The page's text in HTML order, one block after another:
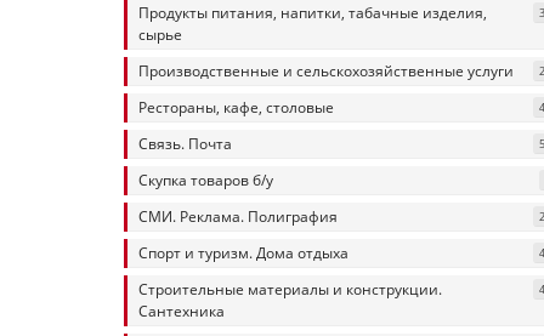
Продукты питания, напитки, табачные изделия,
сырье
Производственные и сельскохозяйственные услуги
Рестораны, кафе, столовые
Связь. Почта
Скупка товаров б/у
СМИ. Реклама. Полиграфия
Спорт и туризм. Дома отдыха
Строительные материалы и конструкции.
Сантехника